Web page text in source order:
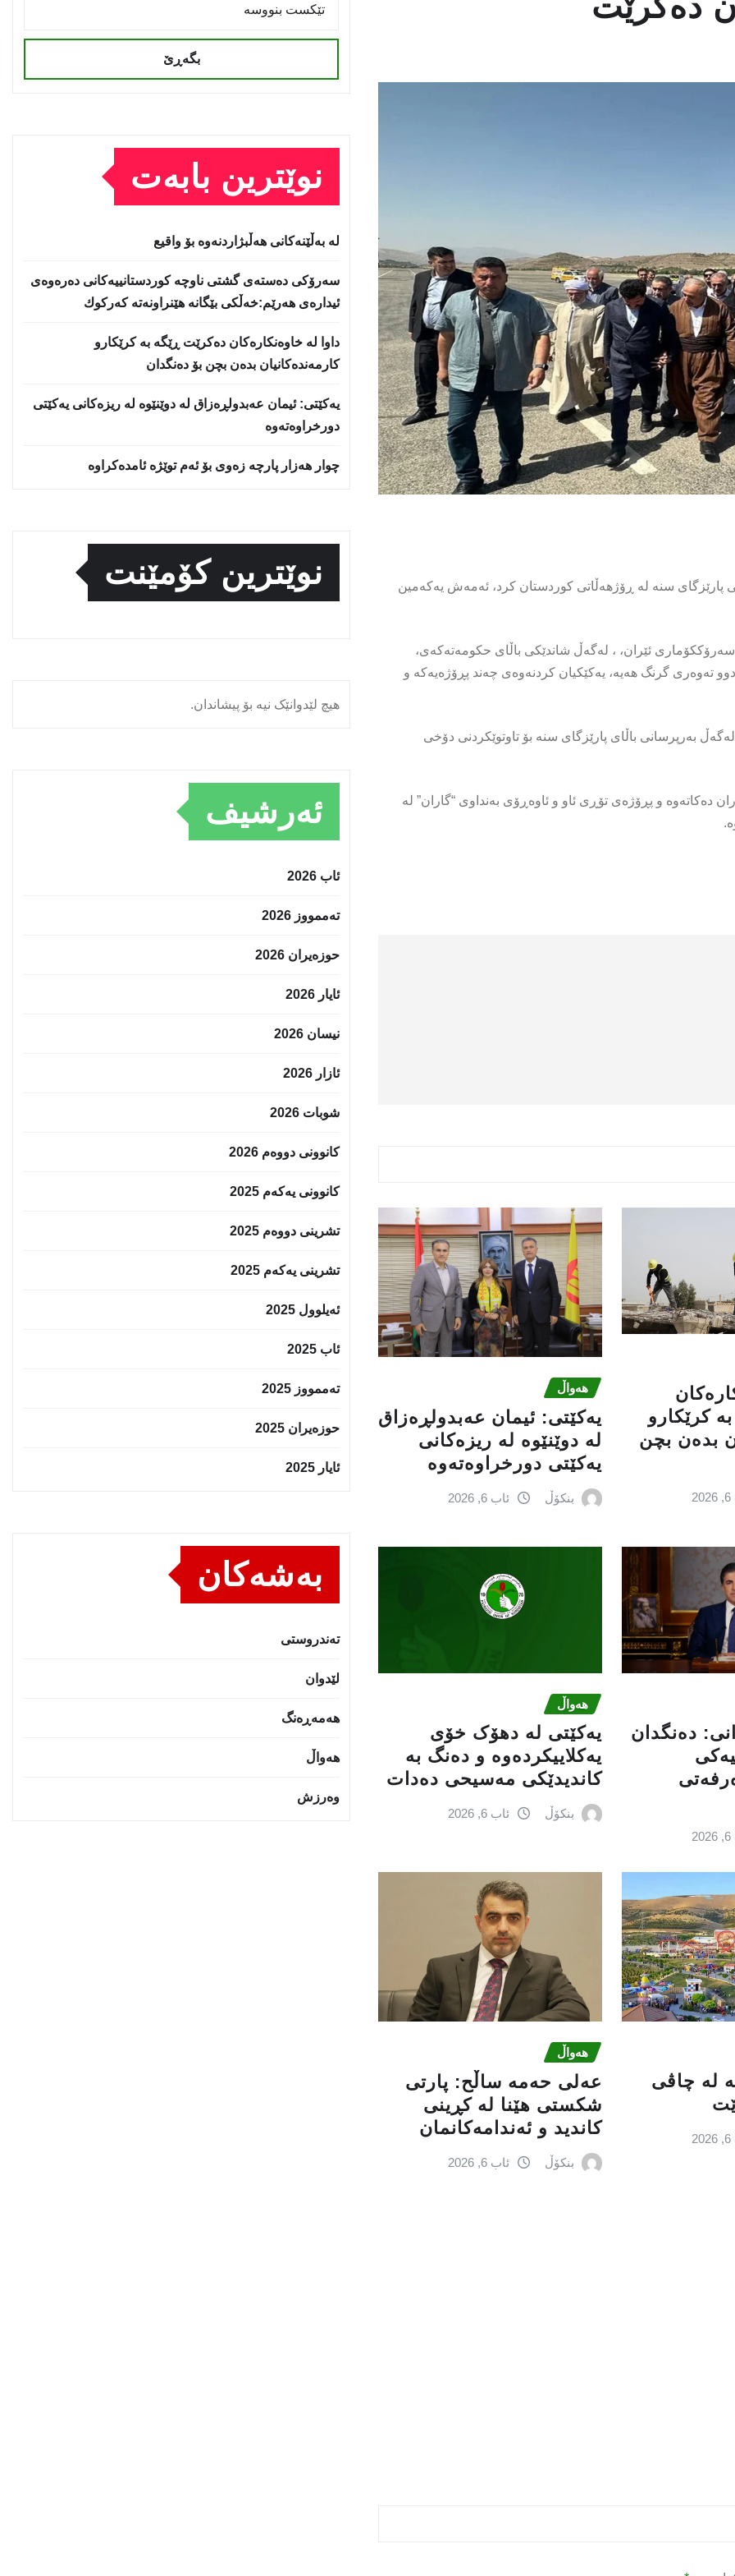
پارێزگای سنە لە ڕۆژهەڵاتی کوردستان کرد، ئەمەش یەکەمین
٢٠٢٥، مەسعود پزیشکیان، سەرۆککۆماری ئێران، ، لەگەڵ شاندێکی باڵای حکومەتەکەی،
تەوەری گرنگ هەیە، یەکێکیان کردنەوەی چەند پڕۆژەیەکە و
بەرپرسانی باڵای پارێزگای سنە بۆ تاوتوێکردنی دۆخی
دەکاتەوە و پڕۆژەی تۆڕی ئاو و ئاوەڕۆی بەنداوی “گاران” لە
کرێکارو
بدەن بچن
هەواڵ
یه‌كێتی: ئیمان عه‌بدولڕه‌زاق
له‌ دوێنێوه‌ له‌ ریزه‌كانی
یه‌كێتی دورخراوه‌ته‌وه‌
بنکۆڵ ئاب 6, 2026
دەنگدان
هەواڵ
یەکێتی لە دهۆک خۆی
یەکلاییکردەوە و دەنگ بە
کاندیدێکی مەسیحی دەدات
بنکۆڵ ئاب 6, 2026
لە چاڤی
هەواڵ
عه‌لی‌ حه‌مه‌ ساڵح: پارتی‌
شكستی‌ هێنا له‌ كڕینی‌
كاندید و ئه‌ندامه‌كانمان
بنکۆڵ ئاب 6, 2026
بگەڕێ
نوێترین بابەت
لە بەڵێنەکانی هەڵبژاردنەوە بۆ واقیع
سه‌رۆكی دەستەی گشتی ناوچە كوردستانییەكانی دەرەوەی
ئیدارەی هەرێم:خه‌ڵكی بێگانه‌ هێنراونه‌ته‌ كه‌ركوك
داوا لە خاوەنکارەکان دەکرێت ڕێگە بە کرێکارو
کارمەندەکانیان بدەن بچن بۆ دەنگدان
یه‌كێتی: ئیمان عه‌بدولڕه‌زاق له‌ دوێنێوه‌ له‌ ریزه‌كانی یه‌كێتی
دورخراوه‌ته‌وه‌
چوار هەزار پارچە زەوی بۆ ئەم توێژە ئامدەکراوە
نوێترین کۆمێنت
هیچ لێدوانێک نیە بۆ پیشاندان.
ئەرشیف
ئاب 2026
تەممووز 2026
حوزه‌یران 2026
ئایار 2026
نیسان 2026
ئازار 2026
شوبات 2026
کانوونی دووەم 2026
کانوونی یەکەم 2025
تشرینی دووەم 2025
تشرینی یەکەم 2025
ئەیلوول 2025
ئاب 2025
تەممووز 2025
حوزه‌یران 2025
ئایار 2025
بەشەکان
تەندروستى
لێدوان
هەمەڕەنگ
هەواڵ
وەرزش